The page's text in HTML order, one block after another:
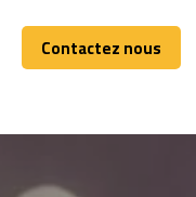
Contactez nous
Contactez nous